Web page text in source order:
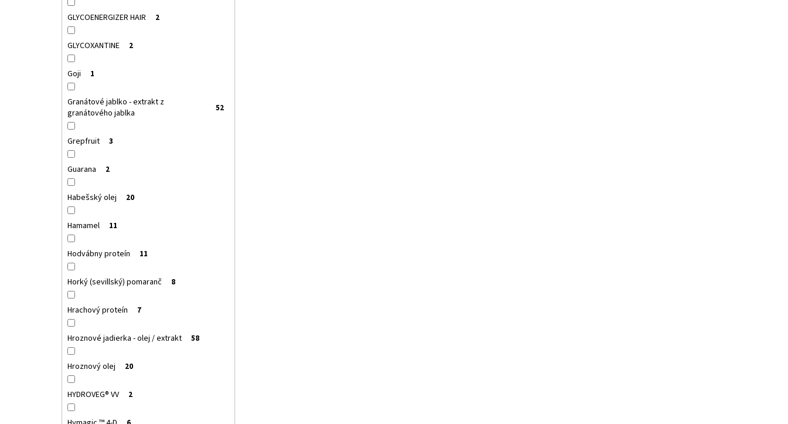
GLYCOENERGIZER HAIR 2
GLYCOXANTINE 2
Goji 1
Granátové jablko - extrakt z
granátového jablka
52
Grepfruit 3
Guarana 2
Habešský olej 20
Hamamel 11
Hodvábny proteín 11
Horký (sevillský) pomaranč 8
Hrachový proteín 7
Hroznové jadierka - olej / extrakt 58
Hroznový olej 20
HYDROVEG® VV 2